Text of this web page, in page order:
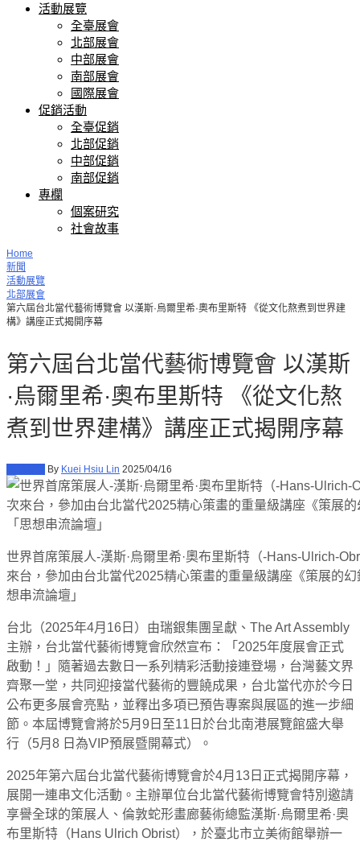
活動展覽
全臺展會
北部展會
中部展會
南部展會
國際展會
促銷活動
全臺促銷
北部促銷
中部促銷
南部促銷
專欄
個案研究
社會故事
Home
新聞
活動展覽
北部展會
第六屆台北當代藝術博覽會 以漢斯·烏爾里希·奧布里斯特 《從文化熬煮到世界建
構》講座正式揭開序幕
第六屆台北當代藝術博覽會 以漢斯
·烏爾里希·奧布里斯特 《從文化熬
煮到世界建構》講座正式揭開序幕
By Kuei Hsiu Lin 2025/04/16
世界首席策展人-漢斯·烏爾里希·奧布里斯特（-Hans-Ulrich-
來台，參加由台北當代2025精心策畫的重量級講座《策展的
想串流論壇」
台北（2025年4月16日）由瑞銀集團呈獻、The Art Assembly
主辦，台北當代藝術博覽會欣然宣布：「2025年度展會正式
啟動！」隨著過去數日一系列精彩活動接連登場，台灣藝文界
齊聚一堂，共同迎接當代藝術的豐饒成果，台北當代亦於今日
公布更多展會亮點，並釋出多項已預告專案與展區的進一步細
節。本屆博覽會將於5月9日至11日於台北南港展覽館盛大舉
行（5月8 日為VIP預展暨開幕式）。
2025年第六屆台北當代藝術博覽會於4月13日正式揭開序幕，
展開一連串文化活動。主辦單位台北當代藝術博覽會特別邀請
享譽全球的策展人、倫敦蛇形畫廊藝術總監漢斯·烏爾里希·奧
布里斯特（Hans Ulrich Obrist），於臺北市立美術館舉辦一